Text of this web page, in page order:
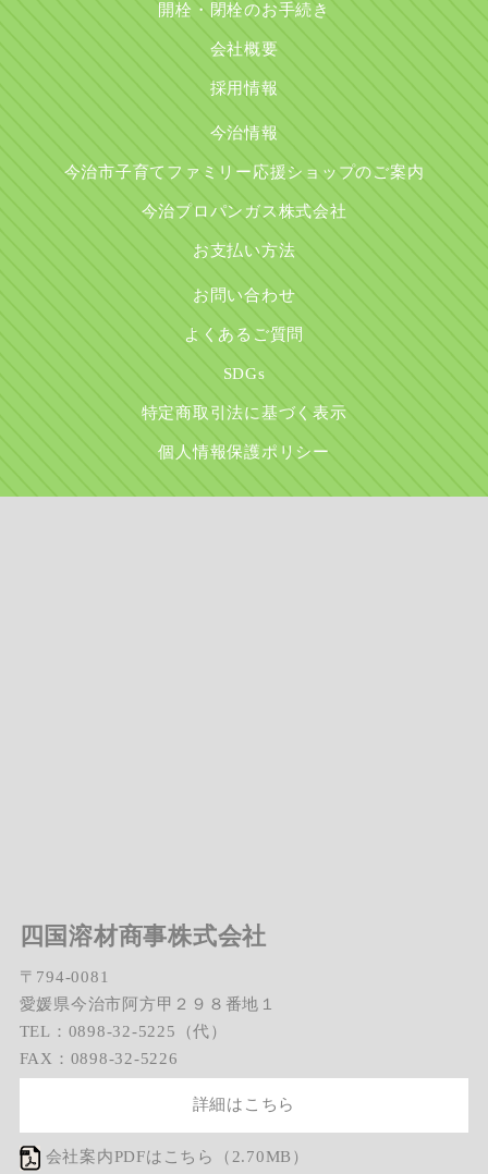
開栓・閉栓のお手続き
会社概要
採用情報
今治情報
今治市子育てファミリー応援ショップのご案内
今治プロパンガス株式会社
お支払い方法
お問い合わせ
よくあるご質問
SDGs
特定商取引法に基づく表示
個人情報保護ポリシー
四国溶材商事株式会社
〒794-0081
愛媛県今治市阿方甲２９８番地１
TEL：0898-32-5225（代）
FAX：0898-32-5226
詳細はこちら
会社案内PDFはこちら（2.70MB）